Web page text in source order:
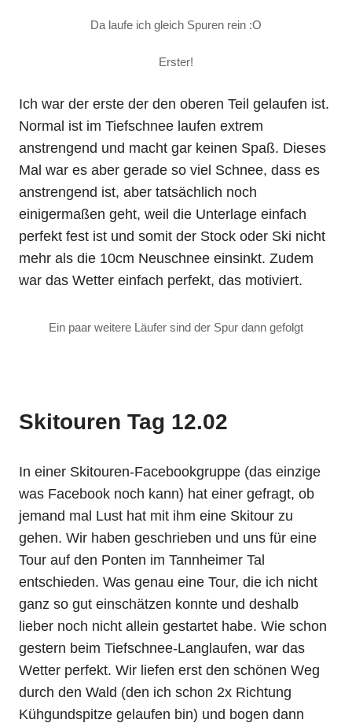
Da laufe ich gleich Spuren rein :O
Erster!
Ich war der erste der den oberen Teil gelaufen ist.
Normal ist im Tiefschnee laufen extrem
anstrengend und macht gar keinen Spaß. Dieses
Mal war es aber gerade so viel Schnee, dass es
anstrengend ist, aber tatsächlich noch
einigermaßen geht, weil die Unterlage einfach
perfekt fest ist und somit der Stock oder Ski nicht
mehr als die 10cm Neuschnee einsinkt. Zudem
war das Wetter einfach perfekt, das motiviert.
Ein paar weitere Läufer sind der Spur dann gefolgt
Skitouren Tag 12.02
In einer Skitouren-Facebookgruppe (das einzige
was Facebook noch kann) hat einer gefragt, ob
jemand mal Lust hat mit ihm eine Skitour zu
gehen. Wir haben geschrieben und uns für eine
Tour auf den Ponten im Tannheimer Tal
entschieden. Was genau eine Tour, die ich nicht
ganz so gut einschätzen konnte und deshalb
lieber noch nicht allein gestartet habe. Wie schon
gestern beim Tiefschnee-Langlaufen, war das
Wetter perfekt. Wir liefen erst den schönen Weg
durch den Wald (den ich schon 2x Richtung
Kühgundspitze gelaufen bin) und bogen dann